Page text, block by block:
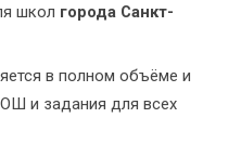
школ города Санкт-
в полном объёме и
и задания для всех